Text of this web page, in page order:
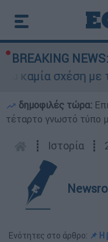
BREAKING NEWS:
σχέση με την
δημοφιλές τώρα:
τέταρτο γνωστό τύπο
┋ Ιστορία ┋
Ενότητες στο άρθρο: 📌 Η